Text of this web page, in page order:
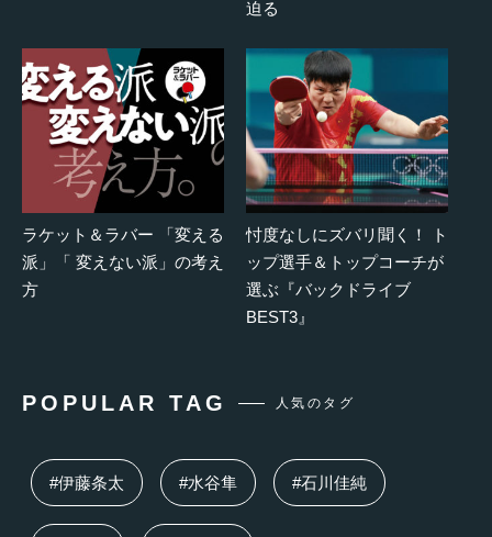
迫る
ラケット＆ラバー 「変える
派」「 変えない派」の考え
方
忖度なしにズバリ聞く！ ト
ップ選手＆トップコーチが
選ぶ『バックドライブ
BEST3』
POPULAR TAG 人気のタグ
#伊藤条太 #水谷隼 #石川佳純